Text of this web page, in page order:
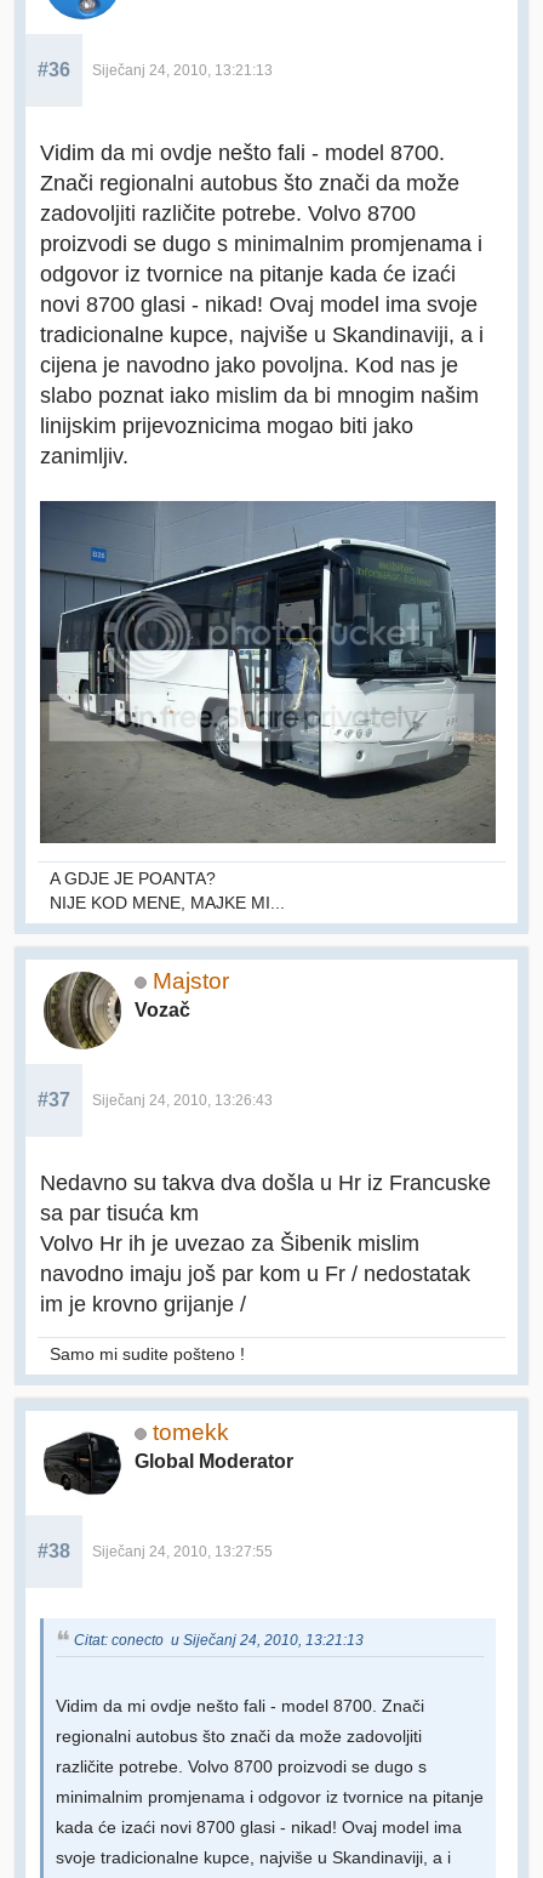
#36 Siječanj 24, 2010, 13:21:13
Vidim da mi ovdje nešto fali - model 8700.
Znači regionalni autobus što znači da može
zadovoljiti različite potrebe. Volvo 8700
proizvodi se dugo s minimalnim promjenama i
odgovor iz tvornice na pitanje kada će izaći
novi 8700 glasi - nikad! Ovaj model ima svoje
tradicionalne kupce, najviše u Skandinaviji, a i
cijena je navodno jako povoljna. Kod nas je
slabo poznat iako mislim da bi mnogim našim
linijskim prijevoznicima mogao biti jako
zanimljiv.
A GDJE JE POANTA?
NIJE KOD MENE, MAJKE MI...
Majstor
Vozač
#37 Siječanj 24, 2010, 13:26:43
Nedavno su takva dva došla u Hr iz Francuske
sa par tisuća km
Volvo Hr ih je uvezao za Šibenik mislim
navodno imaju još par kom u Fr / nedostatak
im je krovno grijanje /
Samo mi sudite pošteno !
tomekk
Global Moderator
#38 Siječanj 24, 2010, 13:27:55
Citat: conecto u Siječanj 24, 2010, 13:21:13
Vidim da mi ovdje nešto fali - model 8700. Znači
regionalni autobus što znači da može zadovoljiti
različite potrebe. Volvo 8700 proizvodi se dugo s
minimalnim promjenama i odgovor iz tvornice na pitanje
kada će izaći novi 8700 glasi - nikad! Ovaj model ima
svoje tradicionalne kupce, najviše u Skandinaviji, a i